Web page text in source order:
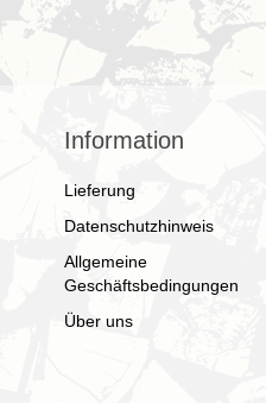
Information
Lieferung
Datenschutzhinweis
Allgemeine
Geschäftsbedingungen
Über uns